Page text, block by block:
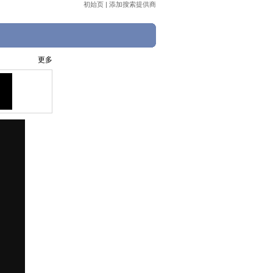
初始页 | 添加搜索提供商
更多